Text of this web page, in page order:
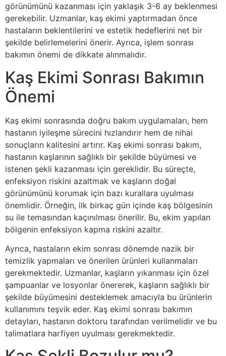
görünümünü kazanması için yaklaşık 3-6 ay beklenmesi
gerekebilir. Uzmanlar, kaş ekimi yaptırmadan önce
hastaların beklentilerini ve estetik hedeflerini net bir
şekilde belirlemelerini önerir. Ayrıca, işlem sonrası
bakımın önemi de dikkate alınmalıdır.
Kaş Ekimi Sonrası Bakımın
Önemi
Kaş ekimi sonrasında doğru bakım uygulamaları, hem
hastanın iyileşme sürecini hızlandırır hem de nihai
sonuçların kalitesini artırır. Kaş ekimi sonrası bakım,
hastanın kaşlarının sağlıklı bir şekilde büyümesi ve
istenen şekli kazanması için gereklidir. Bu süreçte,
enfeksiyon riskini azaltmak ve kaşların doğal
görünümünü korumak için bazı kurallara uyulması
önemlidir. Örneğin, ilk birkaç gün içinde kaş bölgesinin
su ile temasından kaçınılması önerilir. Bu, ekim yapılan
bölgenin enfeksiyon kapma riskini azaltır.
Ayrıca, hastaların ekim sonrası dönemde nazik bir
temizlik yapmaları ve önerilen ürünleri kullanmaları
gerekmektedir. Uzmanlar, kaşların yıkanması için özel
şampuanlar ve losyonlar önererek, kaşların sağlıklı bir
şekilde büyümesini desteklemek amacıyla bu ürünlerin
kullanımını teşvik eder. Kaş ekimi sonrası bakımın
detayları, hastanın doktoru tarafından verilmelidir ve bu
talimatlara harfiyen uyulması gerekmektedir.